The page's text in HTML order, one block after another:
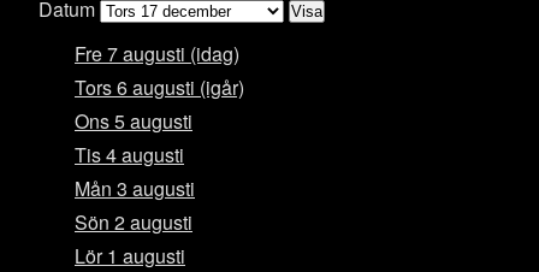
Datum
Fre 7 augusti (idag)
Tors 6 augusti (igår)
Ons 5 augusti
Tis 4 augusti
Mån 3 augusti
Sön 2 augusti
Lör 1 augusti